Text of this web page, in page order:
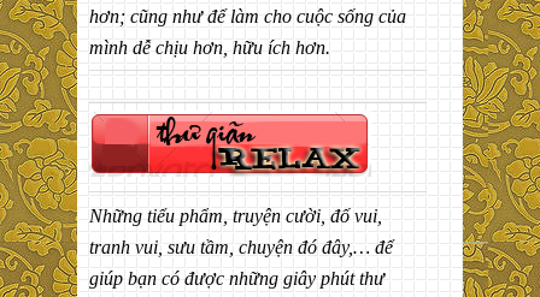
hơn; cũng như để làm cho cuộc sống của
mình dễ chịu hơn, hữu ích hơn.
Những tiểu phẩm, truyện cười, đố vui,
tranh vui, sưu tầm, chuyện đó đây,… để
giúp bạn có được những giây phút thư